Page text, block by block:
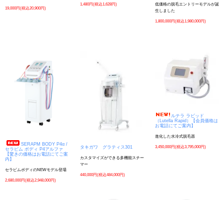
19,000円(税込20,900円)
1,480円(税込1,628円)
低価格の脱毛エントリーモデルが誕
生しました
1,800,000円(税込1,980,000円)
SERAPM BODY P4α /
セラピム ボディ P4アルファ
【驚きの価格はお電話にてご案
内】
セラピムボディのNEWモデル登場
2,680,000円(税込2,948,000円)
タキガワ グラティス301
カスタマイズができる多機能スチー
マー
440,000円(税込484,000円)
ルテラ ラピッド
（Lutella Rapid）【会員価格は
お電話にてご案内】
進化した水冷式脱毛器
3,450,000円(税込3,795,000円)